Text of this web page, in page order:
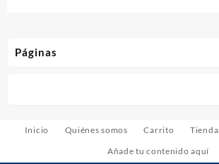
Páginas
Inicio Quiénes somos Carrito Tienda
Añade tu contenido aquí